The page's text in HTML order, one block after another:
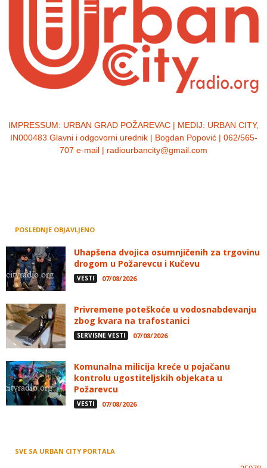
IMPRESSUM: URBAN GRAD POŽAREVAC | MEDIJ: URBAN CITY,
IN000483 Glavni i odgovorni urednik | Bogdan Popović | 062/565-
707 e-mail | radiourbancity@gmail.com
POSLEDNJE OBJAVLJENO
Uhapšena dvojica osumnjičenih za trgovinu
drogom u Požarevcu i Kučevu
VESTI 07/08/2026
Privremene poteškoće u vodosnabdevanju
zbog kvara na trafostanici
SERVISNE VESTI 07/08/2026
Komunalna milicija kreće u pojačanu
kontrolu ugostiteljskih objekata u
Požarevcu
VESTI 07/08/2026
SVE SA URBAN CITY PORTALA